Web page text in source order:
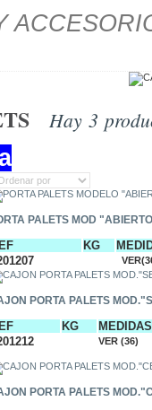
Hay 3
PALETS MOD
KG
PORTA PALETS
KG
VER
PORTA PALETS